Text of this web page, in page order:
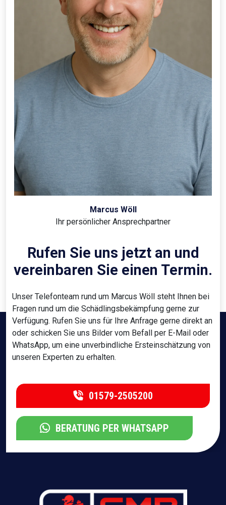
5,0 / 5
bei 342 Facebook-
Bewertungen
Bewertungen
ansehen →